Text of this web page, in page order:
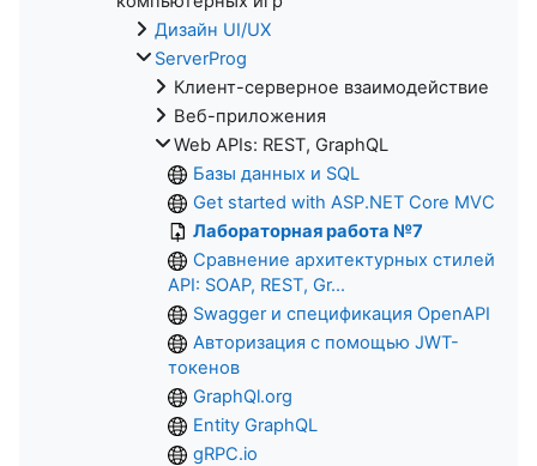
Дизайн UI/UX
ServerProg
Клиент-серверное взаимодействие
Веб-приложения
Web APIs: REST, GraphQL
Базы данных и SQL
Get started with ASP.NET Core MVC
Лабораторная работа №7
Сравнение архитектурных стилей
API: SOAP, REST, Gr...
Swagger и спецификация OpenAPI
Авторизация с помощью JWT-
токенов
GraphQl.org
Entity GraphQL
gRPC.io